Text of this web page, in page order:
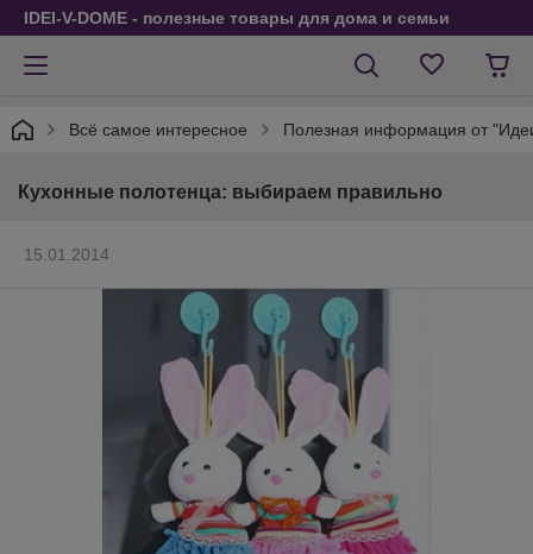
IDEI-V-DOME - полезные товары для дома и семьи
Всё самое интересное Полезная информация от
Кухонные полотенца: выбираем правильно
15.01.2014